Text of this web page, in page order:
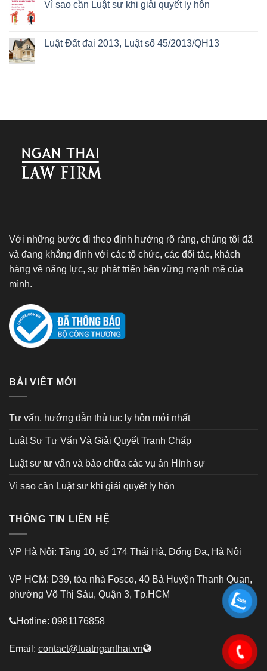
Vì sao cần Luật sư khi giải quyết ly hôn
Luật Đất đai 2013, Luật số 45/2013/QH13
Với những bước đi theo định hướng rõ ràng, chúng tôi đã
và đang khẳng định với các tổ chức, các đối tác, khách
hàng về năng lực, sự phát triển bền vững mạnh mẽ của
mình.
BÀI VIẾT MỚI
Tư vấn, hướng dẫn thủ tục ly hôn mới nhất
Luật Sư Tư Vấn Và Giải Quyết Tranh Chấp
Luật sư tư vấn và bào chữa các vụ án Hình sự
Vì sao cần Luật sư khi giải quyết ly hôn
THÔNG TIN LIÊN HỆ
VP Hà Nội: Tầng 10, số 174 Thái Hà, Đống Đa, Hà Nội
VP HCM: D39, tòa nhà Fosco, 40 Bà Huyện Thanh Quan,
phường Võ Thị Sáu, Quận 3, Tp.HCM
Hotline: 0981176858
Email: contact@luatnganthai.vn